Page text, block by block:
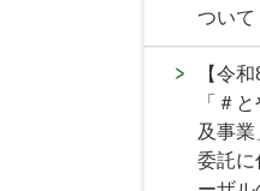
ついて
【令
「＃
及事
委託に